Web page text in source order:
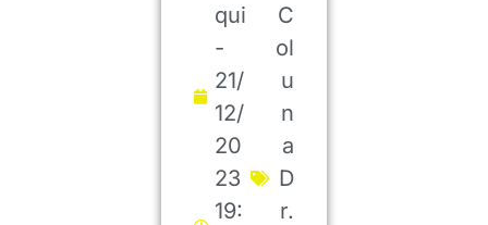
qui
-
21/
12/
20
23
19:
C
ol
u
n
a
D
r.